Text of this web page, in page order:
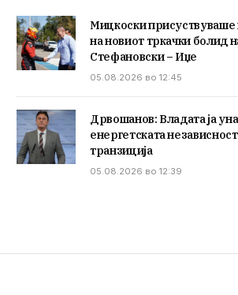
Мицкоски присуствуваше
на новиот тркачки болид
Стефановски – Иџе
05.08.2026 во 12:45
Дрвошанов: Владата ја
енергетската
транзиција
05.08.2026 во 12:39